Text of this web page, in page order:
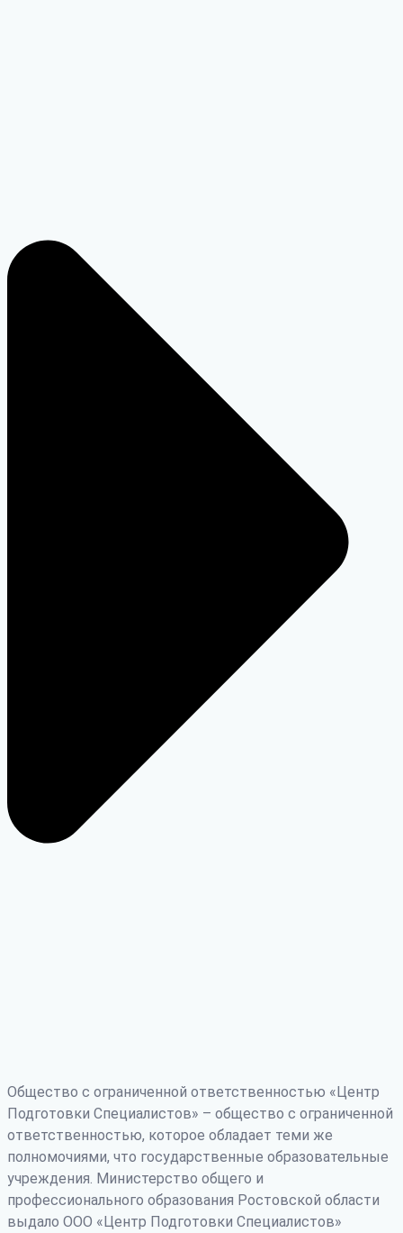
Общество с ограниченной ответственностью «Центр
Подготовки Специалистов» – общество с ограниченной
ответственностью, которое обладает теми же
полномочиями, что государственные образовательные
учреждения. Министерство общего и
профессионального образования Ростовской области
выдало ООО «Центр Подготовки Специалистов»